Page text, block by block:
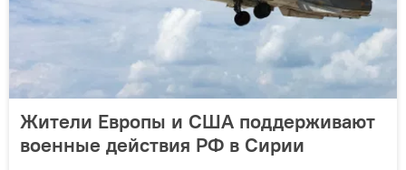
Жители Европы и США поддерживают
военные действия РФ в Сирии